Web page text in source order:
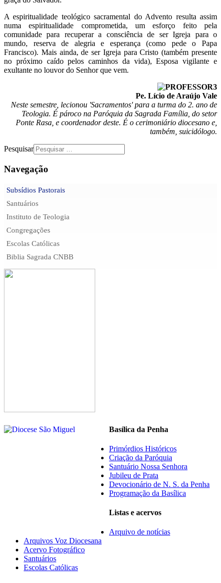
A espiritualidade teológico sacramental do Advento resulta assim
numa espiritualidade comprometida, um esforço feito pela
comunidade para recuperar a consciência de ser Igreja para o
mundo, reserva de alegria e esperança (como pede o Papa
Francisco). Mais ainda, de ser Igreja para Cristo (também presente
no próximo caído pelos caminhos da vida), Esposa vigilante e
exultante no louvor do Senhor que vem.
Pe. Lício de Araújo Vale
Neste semestre, lecionou 'Sacramentos' para a turma do 2. ano de
Teologia. É pároco na Paróquia da Sagrada Família, do setor
Ponte Rasa, e coordenador deste. É o cerimoniário diocesano e,
também, suicidólogo.
Pesquisar
Navegação
Subsídios Pastorais
Santuários
Instituto de Teologia
Congregações
Escolas Católicas
Biblia Sagrada CNBB
Basílica da Penha
Primórdios Históricos
Criação da Paróquia
Santuário Nossa Senhora
Jubileu de Prata
Devocionário de N. S. da Penha
Programação da Basílica
Listas e acervos
Arquivo de notícias
Arquivos Voz Diocesana
Acervo Fotográfico
Santuários
Escolas Católicas